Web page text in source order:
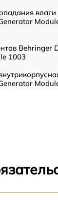
влаги
Behringer
1003
Behringer
1003
выходов